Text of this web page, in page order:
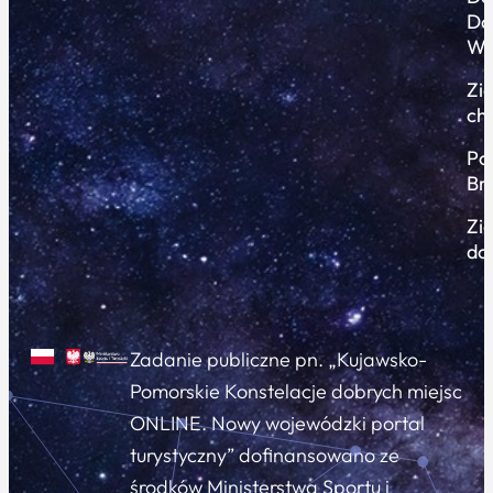
Zadanie publiczne pn. „Kujawsko-
Pomorskie Konstelacje dobrych miejsc
ONLINE. Nowy wojewódzki portal
turystyczny” dofinansowano ze
środków Ministerstwa Sportu i